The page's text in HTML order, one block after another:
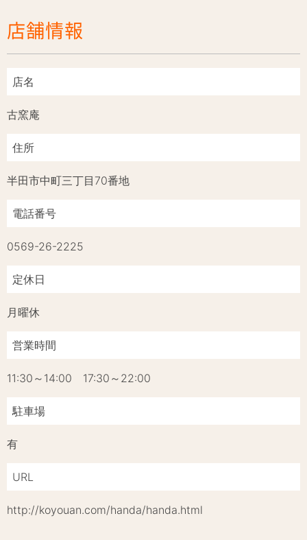
店舗情報
店名
古窯庵
住所
半田市中町三丁目70番地
電話番号
0569-26-2225
定休日
月曜休
営業時間
11:30～14:00 17:30～22:00
駐車場
有
URL
http://koyouan.com/handa/handa.html